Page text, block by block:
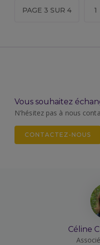
PAGE 3 SUR 4 1
Vous souhaitez
N'hésitez pas à nous
CONTACTEZ-NOUS
Céline